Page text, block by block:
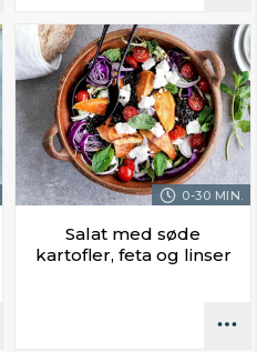
0-30 MIN.
Salat med søde
kartofler, feta og linser